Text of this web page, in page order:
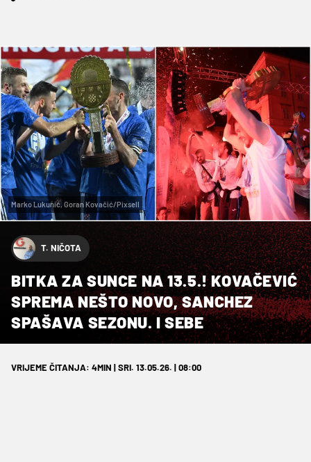
Marko Lukunić, Goran Kovačić/Pixsell
T. NIČOTA
BITKA ZA SUNCE NA 13.5.! KOVAČEVIĆ
SPREMA NEŠTO NOVO, SANCHEZ
SPAŠAVA SEZONU. I SEBE
VRIJEME ČITANJA: 4MIN | SRI. 13.05.26. | 08:00